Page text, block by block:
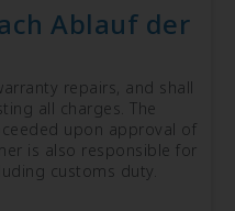
Ablauf der
repairs, and shall
all charges. The
upon approval of
is also responsible for
customs duty.